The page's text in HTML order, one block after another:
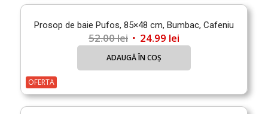
Prosop de baie Pufos, 85×48 cm, Bumbac, Cafeniu
52.00lei Prețul
inițial
52.00 lei.
24.99 leiPrețul
curent
este:
ADAUGĂ ÎN COȘ
OFERTA